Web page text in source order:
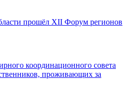
прошёл XII Форум регионов
координационного совета
проживающих за